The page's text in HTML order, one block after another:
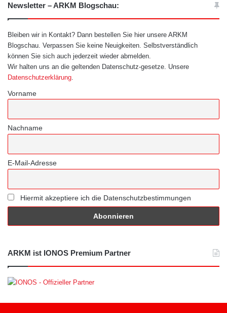
Newsletter – ARKM Blogschau:
Bleiben wir in Kontakt? Dann bestellen Sie hier unsere ARKM
Blogschau. Verpassen Sie keine Neuigkeiten. Selbstverständlich
können Sie sich auch jederzeit wieder abmelden.
Wir halten uns an die geltenden Datenschutz-gesetze. Unsere
Datenschutzerklärung
Vorname
Nachname
E-Mail-Adresse
Hiermit akzeptiere ich die Datenschutzbestimmungen
ARKM ist IONOS Premium Partner